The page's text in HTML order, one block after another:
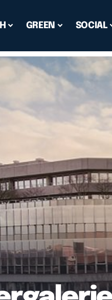
GREEN SOCIAL